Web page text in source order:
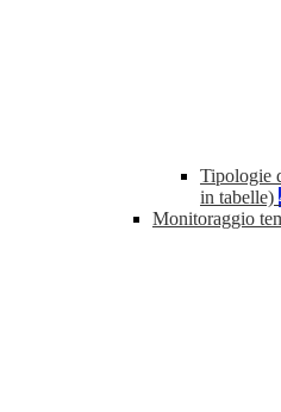
Tipologie
in tabelle)
Monitoraggio